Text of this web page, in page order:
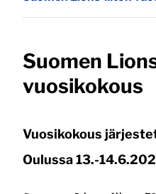
Suomen
vuosikokous
Vuosikokous
Oulussa 13.-